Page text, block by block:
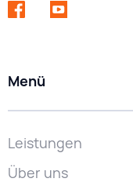
Menü
Leistungen
Über uns